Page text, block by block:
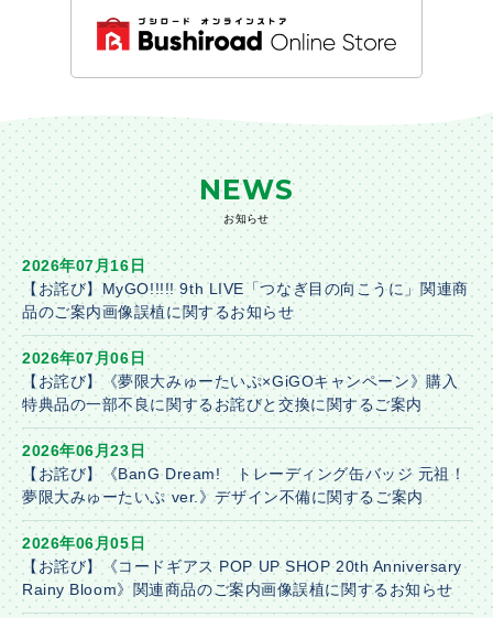
NEWS
お知らせ
2026年07月16日
【お詫び】MyGO!!!!! 9th LIVE「つなぎ目の向こうに」関連商
品のご案内画像誤植に関するお知らせ
2026年07月06日
【お詫び】《夢限大みゅーたいぷ×GiGOキャンペーン》購入
特典品の一部不良に関するお詫びと交換に関するご案内
2026年06月23日
【お詫び】《BanG Dream! トレーディング缶バッジ 元祖！
夢限大みゅーたいぷ ver.》デザイン不備に関するご案内
2026年06月05日
【お詫び】《コードギアス POP UP SHOP 20th Anniversary
Rainy Bloom》関連商品のご案内画像誤植に関するお知らせ